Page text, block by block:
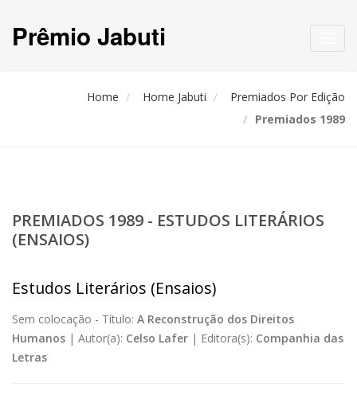
Prêmio Jabuti
Home Home Jabuti
Premiados Por Edição
Premiados 1989
PREMIADOS 1989 - ESTUDOS LITERÁRIOS
(ENSAIOS)
Estudos Literários (Ensaios)
Sem colocação - Título: A Reconstrução dos Direitos
Humanos | Autor(a): Celso Lafer | Editora(s): Companhia das
Letras